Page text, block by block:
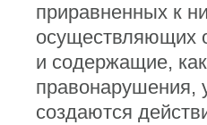
приравненных к
осуществляющих
и содержащие,
правонарушения,
создаются